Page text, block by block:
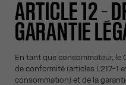
ARTICLE 12 –
GARANTIE
En tant que consommateur, le
de conformité (articles L217-1
consommation) et de la